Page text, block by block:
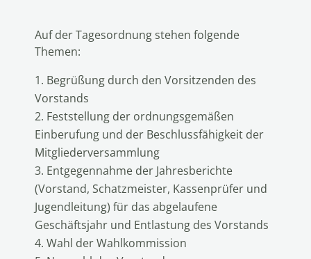
Auf der Tagesordnung stehen folgende
Themen:
Begrüßung durch den Vorsitzenden des
Vorstands
Feststellung der ordnungsgemäßen
Einberufung und der Beschlussfähigkeit der
Mitgliederversammlung
Entgegennahme der Jahresberichte
(Vorstand, Schatzmeister, Kassenprüfer und
Jugendleitung) für das abgelaufene
Geschäftsjahr und Entlastung des Vorstands
Wahl der Wahlkommission